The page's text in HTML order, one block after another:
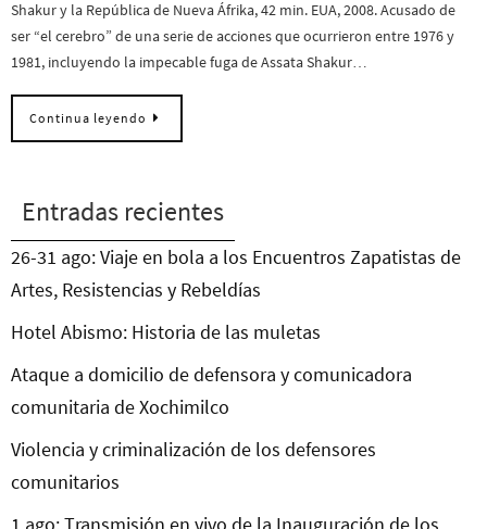
Shakur y la República de Nueva Áfrika, 42 min. EUA, 2008. Acusado de
ser “el cerebro” de una serie de acciones que ocurrieron entre 1976 y
1981, incluyendo la impecable fuga de Assata Shakur…
Continua leyendo
Entradas recientes
26-31 ago: Viaje en bola a los Encuentros Zapatistas de
Artes, Resistencias y Rebeldías
Hotel Abismo: Historia de las muletas
Ataque a domicilio de defensora y comunicadora
comunitaria de Xochimilco
Violencia y criminalización de los defensores
comunitarios
1 ago: Transmisión en vivo de la Inauguración de los